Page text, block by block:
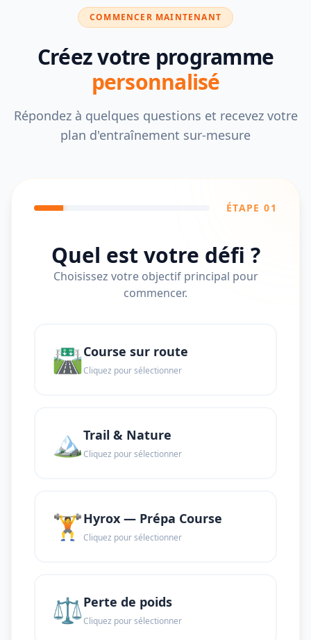
COMMENCER MAINTENANT
Créez votre programme
personnalisé
Répondez à quelques questions et recevez votre
plan d'entraînement sur-mesure
ÉTAPE 01
Quel est votre défi ?
Choisissez votre objectif principal pour
commencer.
🛣️Course sur route
Cliquez pour sélectionner
🏔️Trail & Nature
Cliquez pour sélectionner
🏋️Hyrox — Prépa Course
Cliquez pour sélectionner
⚖️Perte de poids
Cliquez pour sélectionner